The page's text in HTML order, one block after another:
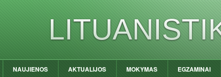
NAUJIENOS AKTUALIJOS MOKYMAS EGZAMINAI